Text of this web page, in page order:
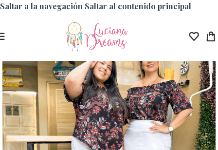
Saltar a la navegación Saltar al contenido principal